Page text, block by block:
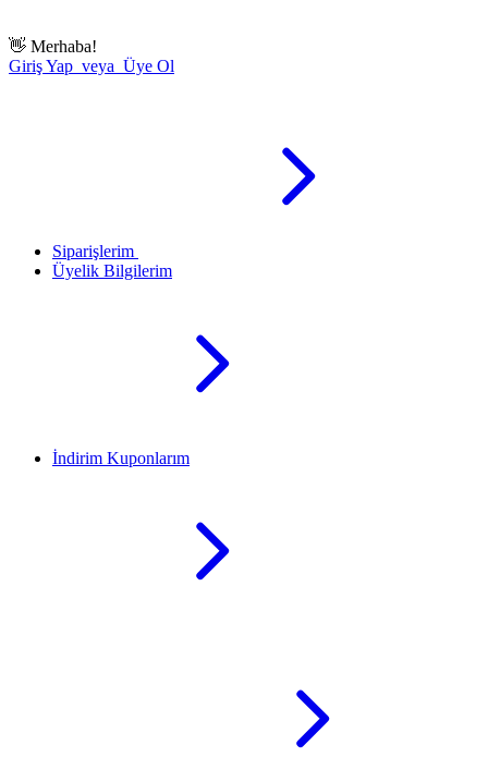
👋 Merhaba!
Giriş Yap veya Üye Ol
Siparişlerim
Üyelik Bilgilerim
İndirim Kuponlarım